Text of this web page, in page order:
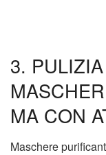
3.
MA CON
Maschere